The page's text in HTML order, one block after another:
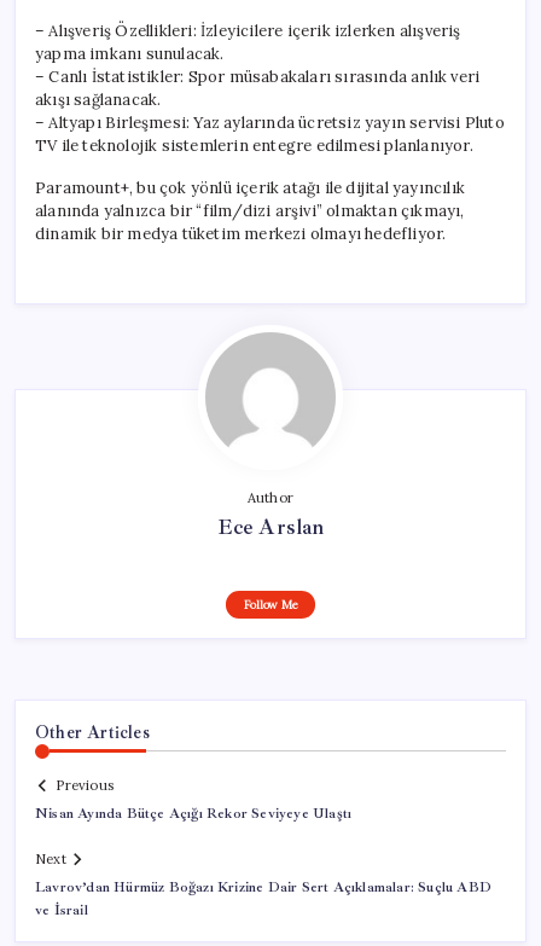
– Alışveriş Özellikleri: İzleyicilere içerik izlerken alışveriş
yapma imkanı sunulacak.
– Canlı İstatistikler: Spor müsabakaları sırasında anlık veri
akışı sağlanacak.
– Altyapı Birleşmesi: Yaz aylarında ücretsiz yayın servisi Pluto
TV ile teknolojik sistemlerin entegre edilmesi planlanıyor.
Paramount+, bu çok yönlü içerik atağı ile dijital yayıncılık
alanında yalnızca bir “film/dizi arşivi” olmaktan çıkmayı,
dinamik bir medya tüketim merkezi olmayı hedefliyor.
Author
Ece Arslan
Follow Me
Other Articles
Previous
Nisan Ayında Bütçe Açığı Rekor Seviyeye Ulaştı
Next
Lavrov’dan Hürmüz Boğazı Krizine Dair Sert Açıklamalar: Suçlu ABD
ve İsrail